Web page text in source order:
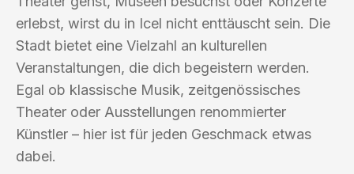
erlebst, wirst du in Icel nicht enttäuscht sein. Die
Stadt bietet eine Vielzahl an kulturellen
Veranstaltungen, die dich begeistern werden.
Egal ob klassische Musik, zeitgenössisches
Theater oder Ausstellungen renommierter
Künstler – hier ist für jeden Geschmack etwas
dabei.